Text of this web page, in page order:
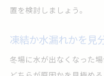
置を検討しましょう。
凍結か水漏れかを見
冬場に水が出なくなった